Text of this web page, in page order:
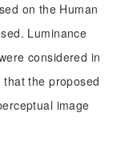
on the Human
Luminance
considered in
the proposed
image